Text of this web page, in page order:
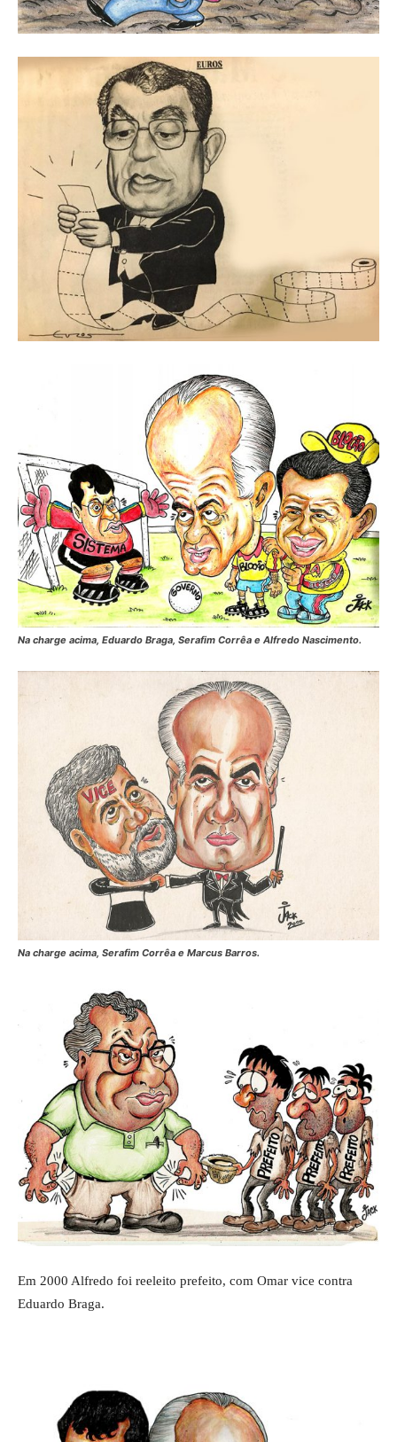
Na charge acima, Eduardo Braga, Serafim Corrêa e Alfredo Nascimento.
Na charge acima, Serafim Corrêa e Marcus Barros.
Em 2000 Alfredo foi reeleito prefeito, com Omar vice contra
Eduardo Braga.